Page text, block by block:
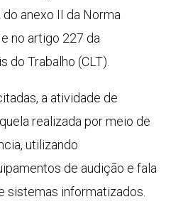
anexo II da Norma
no artigo 227 da
do Trabalho (CLT).
a atividade de
realizada por meio de
utilizando
de audição e fala
sistemas informatizados.